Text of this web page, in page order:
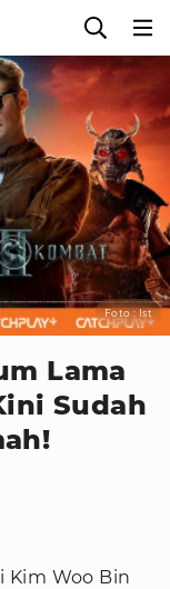
Foto : Ist
Lama
Sudah
Kim Woo Bin